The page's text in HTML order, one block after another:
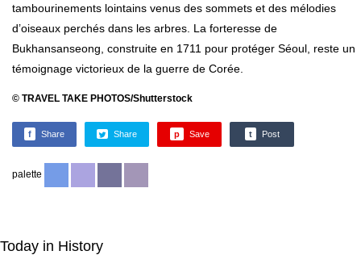
tambourinements lointains venus des sommets et des mélodies
d’oiseaux perchés dans les arbres. La forteresse de
Bukhansanseong, construite en 1711 pour protéger Séoul, reste un
témoignage victorieux de la guerre de Corée.
© TRAVEL TAKE PHOTOS/Shutterstock
f Share Share p Save t Post
palette
Today in History